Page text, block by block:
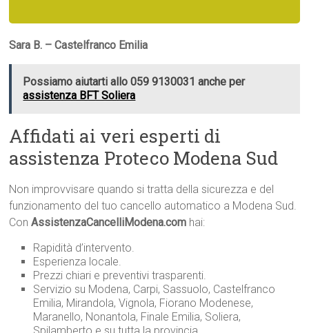
Sara B. – Castelfranco Emilia
Possiamo aiutarti allo 059 9130031 anche per
assistenza BFT Soliera
Affidati ai veri esperti di
assistenza Proteco Modena Sud
Non improvvisare quando si tratta della sicurezza e del
funzionamento del tuo cancello automatico a Modena Sud.
ConAssistenzaCancelliModena.com hai:
Rapidità d’intervento.
Esperienza locale.
Prezzi chiari e preventivi trasparenti.
Servizio su Modena, Carpi, Sassuolo, Castelfranco
Emilia, Mirandola, Vignola, Fiorano Modenese,
Maranello, Nonantola, Finale Emilia, Soliera,